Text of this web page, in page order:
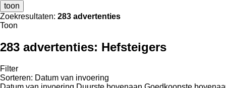
toon
Zoekresultaten: 283 advertenties
Toon
283 advertenties: Hefsteigers
Filter
Sorteren: Datum van invoering